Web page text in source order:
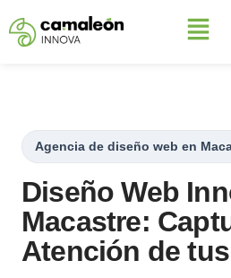
Saltar
Agencia de diseño web en
Diseño Web
Macastre:
Atención de